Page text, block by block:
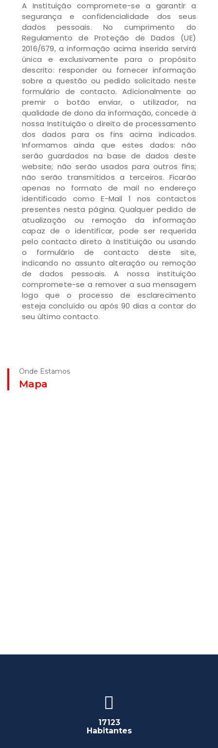
A Instituição compromete-se a garantir a
segurança e confidencialidade dos seus
dados pessoais. No cumprimento do
Regulamento de Proteção de Dados (UE)
2016/679, a informação acima inserida servirá
única e exclusivamente para o propósito
descrito: responder ou fornecer informação
sobre a questão ou pedido solicitado neste
formulário de contacto. Adicionalmente ao
premir o botão enviar, o utilizador, na
qualidade de dono da informação, concede à
nossa Instituição o direito de processamento
dos dados para os fins acima indicados.
Informamos ainda que estes dados: não
serão guardados na base de dados deste
website; não serão usados para outros fins;
não serão transmitidos a terceiros. Ficarão
apenas no formato de mail no endereço
identificado como E-Mail 1 nos contactos
presentes nesta página. Qualquer pedido de
atualização ou remoção da informação
capaz de o identificar, pode ser requerida
pelo contacto direto à Instituição ou usando
o formulário de contacto deste site,
indicando no assunto alteração ou remoção
de dados pessoais. A nossa instituição
compromete-se a remover a sua mensagem
logo que o processo de esclarecimento
esteja concluído ou após 90 dias a contar do
seu último contacto.
Onde Estamos
Mapa
17123
Habitantes